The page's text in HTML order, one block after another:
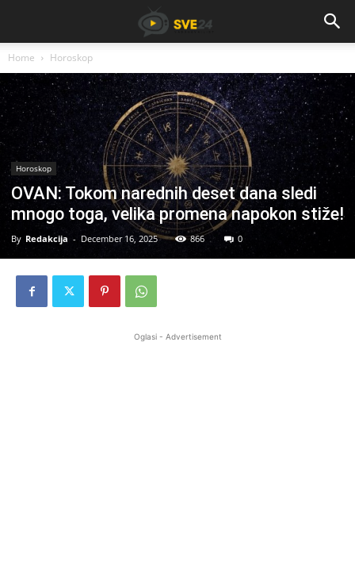
Home Horoskop
Horoskop
OVAN: Tokom narednih deset dana sledi
mnogo toga, velika promena napokon stiže!
By Redakcija - December 16, 2025 866 0
Oglasi - Advertisement